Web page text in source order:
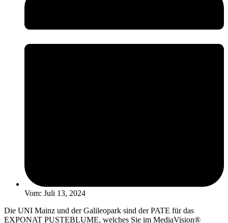
Vom: Juli 13, 2024
Die UNI Mainz und der Galileopark sind der PATE für das
EXPONAT PUSTEBLUME, welches Sie im MediaVision®